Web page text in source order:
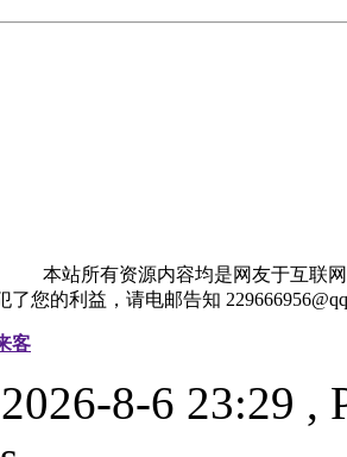
本站所有资源内容均是网友于互联
了您的利益，请电邮告知
客
8-6 23:29 ,